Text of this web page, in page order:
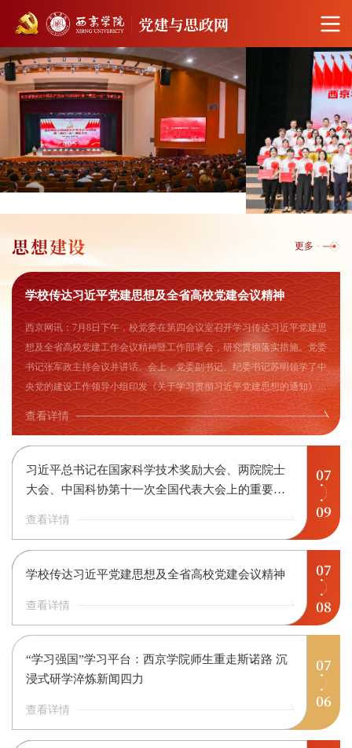
思想建设 更多
习近平总书记在国家科学技术奖励大会、两院院士
大会、中国科协第十一次全国代表大会上的重要讲
查看详情
07
09
学校传达习近平党建思想及全省高校党建会议精神
查看详情
07
08
学校传达习近平党建思想及全省高校党建会议精神
西京网讯：7月8日下午，校党委在第四会议室召开学习传达习近平党建思
想及全省高校党建工作会议精神暨工作部署会，研究贯彻落实措施。党委
书记张军政主持会议并讲话。会上，党委副书记、纪委书记苏明领学了中
央党的建设工作领导小组印发《关于学习贯彻习近平党建思想的通知》和
第二十八次全国高校党的建设工作会议精神。张军政传达了7月6日召开的
全省高校党的建设工作会议精神。党委副书记马成胜全面总结2026年上半
年学校党建与...
查看详情
“学习强国”学习平台：西京学院师生重走斯诺路 沉
浸式研学淬炼新闻四力
查看详情
07
06